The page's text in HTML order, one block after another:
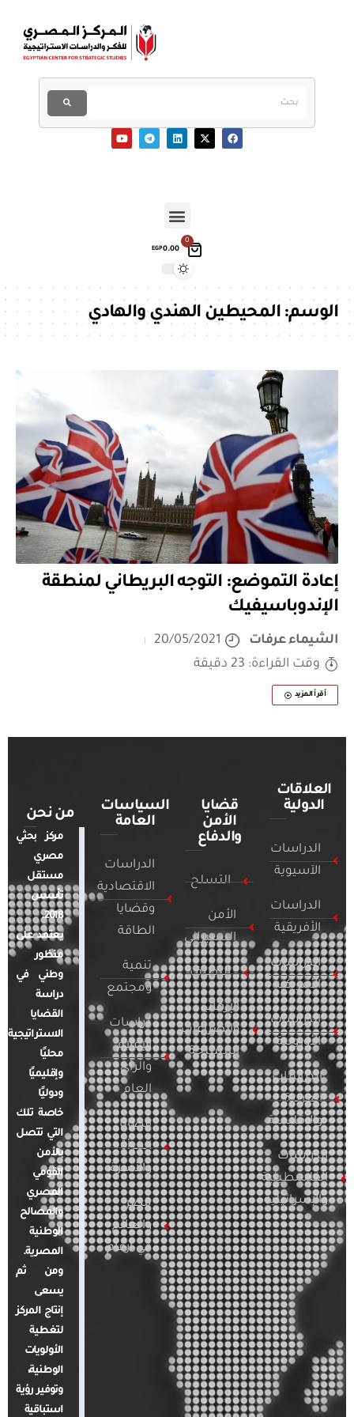
0
EGP0.00
الوسم:المحيطين الهندي والهادي
إعادة التموضع: التوجه البريطاني لمنطقة
الإندوباسيفيك
الشيماء عرفات
20/05/2021
وقت القراءة: 23 دقيقة
أقرأ المزيد
العلاقات
الدولية
الدراسات
الآسيوية
الدراسات
الأفريقية
الدراسات
الأمريكية
الدراسات
الأوروبية
الدراسات
العربية
والإقليمية
الدراسات
الفلسطينية
والإسرائيلية
قضايا
الأمن
والدفاع
التسلح
الأمن
السيبراني
التطرف
الإرهاب
والصراعات
المسلحة
السياسات
العامة
الدراسات
الاقتصادية
وقضايا
الطاقة
تنمية
ومجتمع
دراسات
الإعلام
والرأي
العام
قضايا
المرأة
والأسرة
مصر
والعالم
في أرقام
من نحن
مركز بحثي
مصري
مستقل
تأسس
2018.
يعتمد على
منظور
وطني في
دراسة
القضايا
الاستراتيجية
محليًا
وإقليميًا
ودوليًا
خاصة تلك
التي تتصل
بالأمن
القومي
المصري
والمصالح
الوطنية
المصرية.
ومن ثم
يسعى
إنتاج المركز
لتغطية
الأولويات
الوطنية،
وتوفير رؤية
استباقية